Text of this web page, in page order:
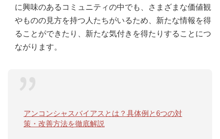
に興味のあるコミュニティの中でも、さまざまな価値観
やものの見方を持つ人たちがいるため、新たな情報を得
ることができたり、新たな気付きを得たりすることにつ
ながります。
アンコンシャスバイアスとは？具体例と6つの対
策・改善方法を徹底解説